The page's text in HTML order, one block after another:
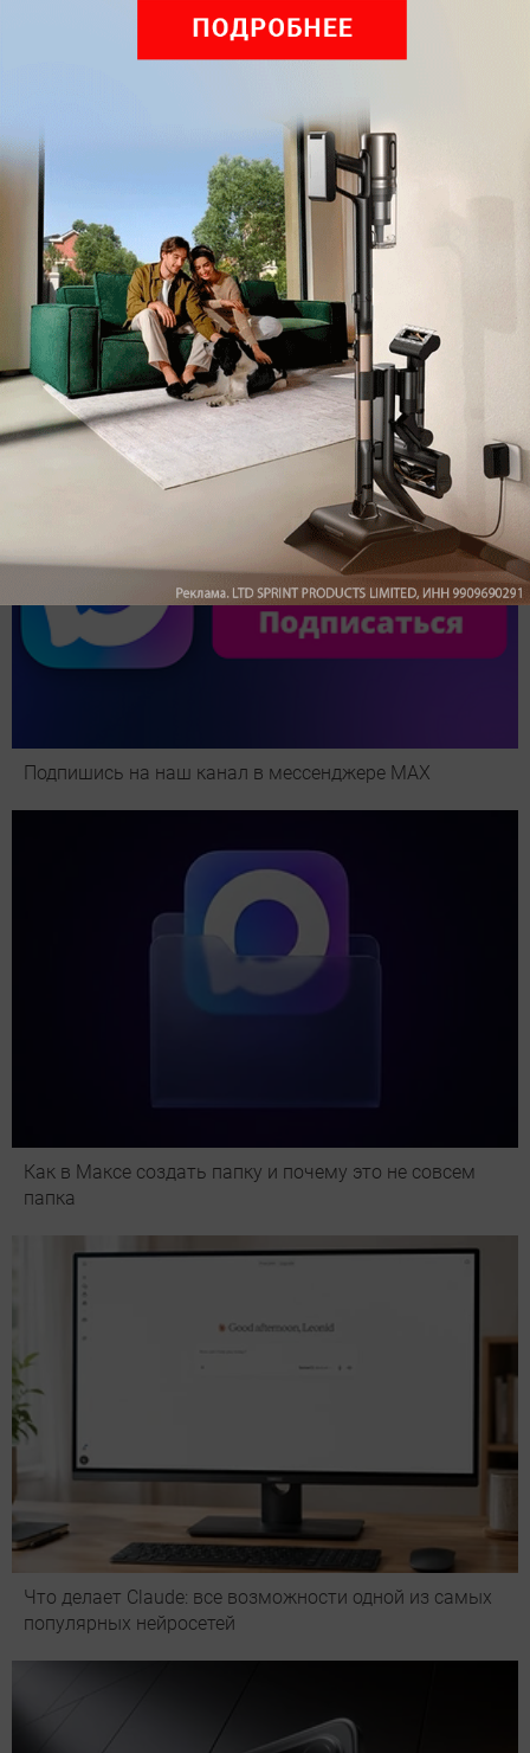
Обзор вертикального пылесоса Dreame Z40 AquaCycle
Pro: гибкий подход к уборке
Подпишись на наш канал в мессенджере МАХ
Как в Максе создать папку и почему это не совсем
папка
Что делает Сlaude: все возможности одной из самых
популярных нейросетей